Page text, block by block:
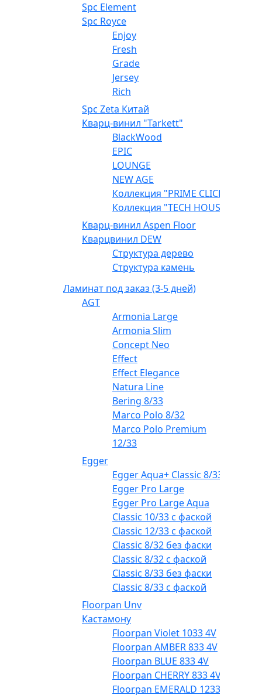
Spc Element
Spc Royce
Enjoy
Fresh
Grade
Jersey
Rich
Spc Zeta Китай
Кварц-винил "Tarkett"
BlackWood
EPIC
LOUNGE
NEW AGE
Коллекция "PRIME CLICK"
Коллекция "TECH HOUSE"
Кварц-винил Aspen Floor
Кварцвинил DEW
Структура дерево
Структура камень
Ламинат под заказ (3-5 дней)
AGT
Armonia Large
Armonia Slim
Concept Neo
Effect
Effect Elegance
Natura Line
Bering 8/33
Marco Polo 8/32
Marco Polo Premium
12/33
Egger
Egger Aqua+ Classic 8/33
Egger Pro Large
Egger Pro Large Aqua
Classic 10/33 с фаской
Classic 12/33 с фаской
Classic 8/32 без фаски
Classic 8/32 с фаской
Classic 8/33 без фаски
Classic 8/33 с фаской
Floorpan Unv
Кастамону
Floorpan Violet 1033 4V
Floorpan AMBER 833 4V
Floorpan BLUE 833 4V
Floorpan CHERRY 833 4V
Floorpan EMERALD 1233